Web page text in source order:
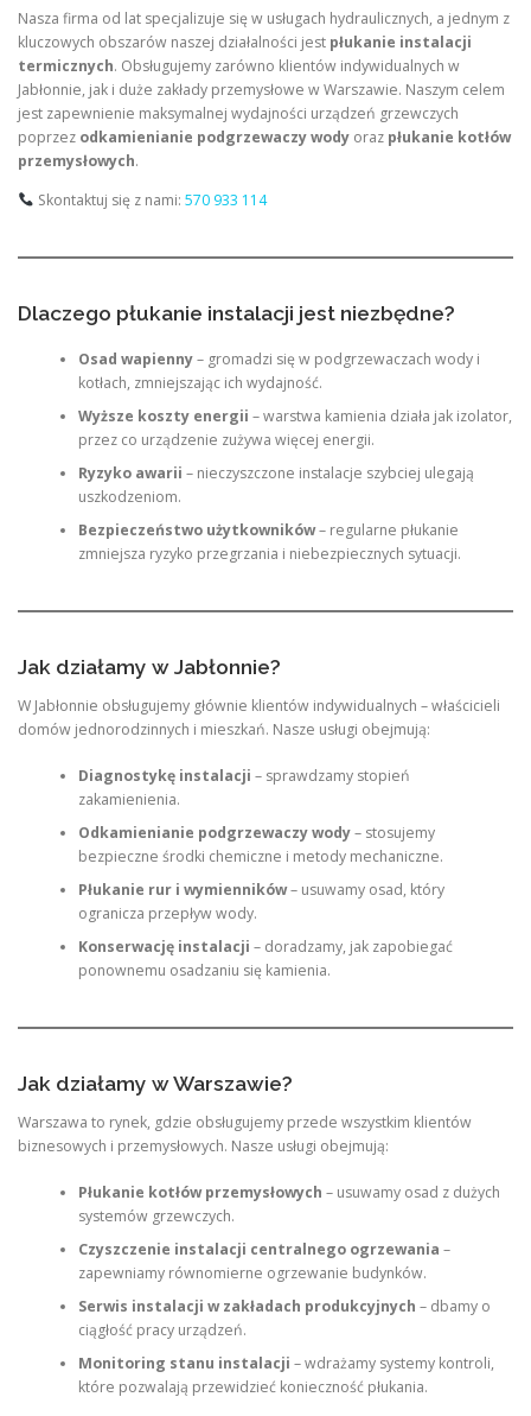
Nasza firma od lat specjalizuje się w usługach hydraulicznych, a jednym z
kluczowych obszarów naszej działalności jest płukanie instalacji
termicznych. Obsługujemy zarówno klientów indywidualnych w
Jabłonnie, jak i duże zakłady przemysłowe w Warszawie. Naszym celem
jest zapewnienie maksymalnej wydajności urządzeń grzewczych
poprzez odkamienianie podgrzewaczy wody oraz płukanie kotłów
przemysłowych.
Skontaktuj się z nami: 570 933 114
Dlaczego płukanie instalacji jest niezbędne?
Osad wapienny– gromadzi się w podgrzewaczach wody i
kotłach, zmniejszając ich wydajność.
Wyższe koszty energii – warstwa kamienia działa jak izolator,
przez co urządzenie zużywa więcej energii.
Ryzyko awarii – nieczyszczone instalacje szybciej ulegają
uszkodzeniom.
Bezpieczeństwo użytkowników– regularne płukanie
zmniejsza ryzyko przegrzania i niebezpiecznych sytuacji.
Jak działamy w Jabłonnie?
W Jabłonnie obsługujemy głównie klientów indywidualnych – właścicieli
domów jednorodzinnych i mieszkań. Nasze usługi obejmują:
Diagnostykę instalacji – sprawdzamy stopień
zakamienienia.
Odkamienianie podgrzewaczy wody– stosujemy
bezpieczne środki chemiczne i metody mechaniczne.
Płukanie rur i wymienników– usuwamy osad, który
ogranicza przepływ wody.
Konserwację instalacji – doradzamy, jak zapobiegać
ponownemu osadzaniu się kamienia.
Jak działamy w Warszawie?
Warszawa to rynek, gdzie obsługujemy przede wszystkim klientów
biznesowych i przemysłowych. Nasze usługi obejmują:
Płukanie kotłów przemysłowych – usuwamy osad z dużych
systemów grzewczych.
Czyszczenie instalacji centralnego ogrzewania –
zapewniamy równomierne ogrzewanie budynków.
Serwis instalacji w zakładach produkcyjnych – dbamy o
ciągłość pracy urządzeń.
Monitoring stanu instalacji – wdrażamy systemy kontroli,
które pozwalają przewidzieć konieczność płukania.